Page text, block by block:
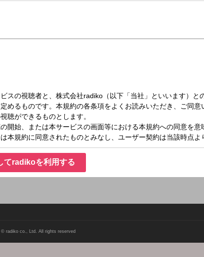
わりのテーマで、流行もの、生活スタイル、思い出話、男と女のあんな話や
© radiko co., Ltd. All rights reserved
てradikoを利用する